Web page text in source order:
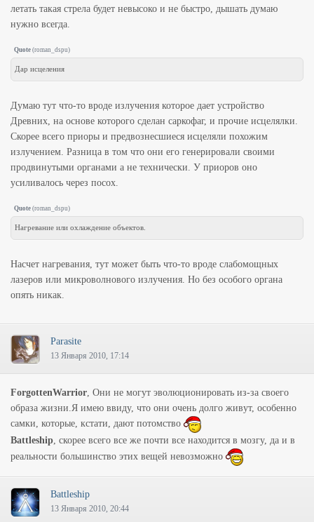
летать такая стрела будет невысоко и не быстро, дышать думаю
нужно всегда.
Quote (roman_dspu)
Дар исцеления
Думаю тут что-то вроде излучения которое дает устройство
Древних, на основе которого сделан саркофаг, и прочие исцелялки.
Скорее всего приоры и предвознесшиеся исцеляли похожим
излучением. Разница в том что они его генерировали своими
продвинутыми органами а не технически. У приоров оно
усиливалось через посох.
Quote (roman_dspu)
Нагревание или охлаждение объектов.
Насчет нагревания, тут может быть что-то вроде слабомощных
лазеров или микроволнового излучения. Но без особого органа
опять никак.
Parasite
13 Января 2010, 17:14
ForgottenWarrior, Они не могут эволюционировать из-за своего
образа жизни.Я имею ввиду, что они очень долго живут, особенно
самки, которые, кстати, дают потомство
Battleship, скорее всего все же почти все находится в мозгу, да и в
реальности большинство этих вещей невозможно
Battleship
13 Января 2010, 20:44